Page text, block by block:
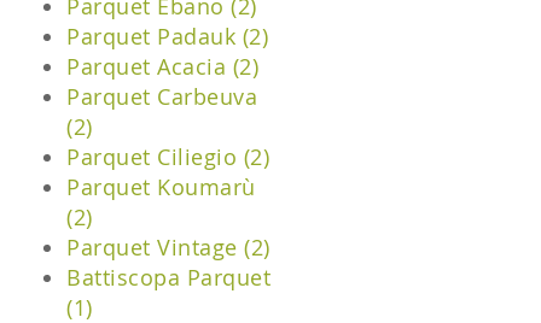
Parquet Padauk (2)
Parquet Acacia (2)
Parquet Carbeuva
(2)
Parquet Ciliegio (2)
Parquet Koumarù
(2)
Parquet Vintage (2)
Battiscopa Parquet
(1)